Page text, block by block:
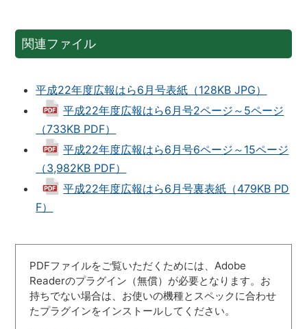
関連ファイル
平成22年度広報はら6月号表紙（128KB JPG）
平成22年度広報はら6月号2ページ～5ページ
（733KB PDF）
平成22年度広報はら6月号6ページ～15ページ
（3,982KB PDF）
平成22年度広報はら6月号裏表紙（479KB PD
F）
PDFファイルをご覧いただくためには、Adobe
Readerのプラグイン（無償）が必要となります。お
持ちでない場合は、お使いの機種とスペックに合わせ
たプラグインをインストールしてください。